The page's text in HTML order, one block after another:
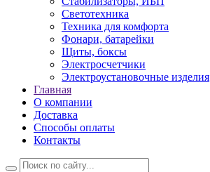
Светотехника
Техника для комфорта
Фонари, батарейки
Щиты, боксы
Электросчетчики
Электроустановочные изделия
Главная
О компании
Доставка
Способы оплаты
Контакты